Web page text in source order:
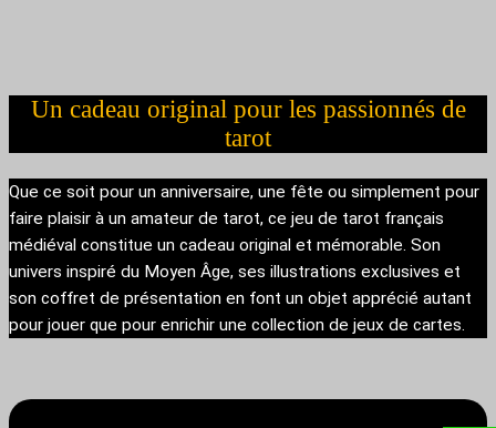
Un cadeau original pour les passionnés de
tarot
Que ce soit pour un anniversaire, une fête ou simplement pour
faire plaisir à un amateur de tarot, ce jeu de tarot français
médiéval constitue un cadeau original et mémorable. Son
univers inspiré du Moyen Âge, ses illustrations exclusives et
son coffret de présentation en font un objet apprécié autant
pour jouer que pour enrichir une collection de jeux de cartes.